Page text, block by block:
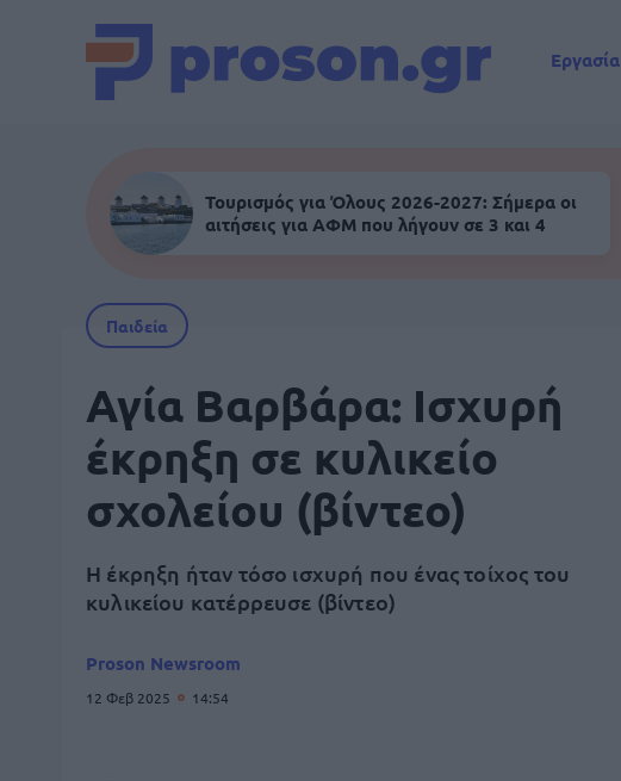
Εργασία
Τουρισμός για Όλους 2026-2027: Σήμερα οι
αιτήσεις για ΑΦΜ που λήγουν σε 3 και 4
Παιδεία
Αγία Βαρβάρα: Ισχυρή
έκρηξη σε κυλικείο
σχολείου (βίντεο)
Η έκρηξη ήταν τόσο ισχυρή που ένας τοίχος του
κυλικείου κατέρρευσε (βίντεο)
Proson Newsroom
12 Φεβ 2025 14:54